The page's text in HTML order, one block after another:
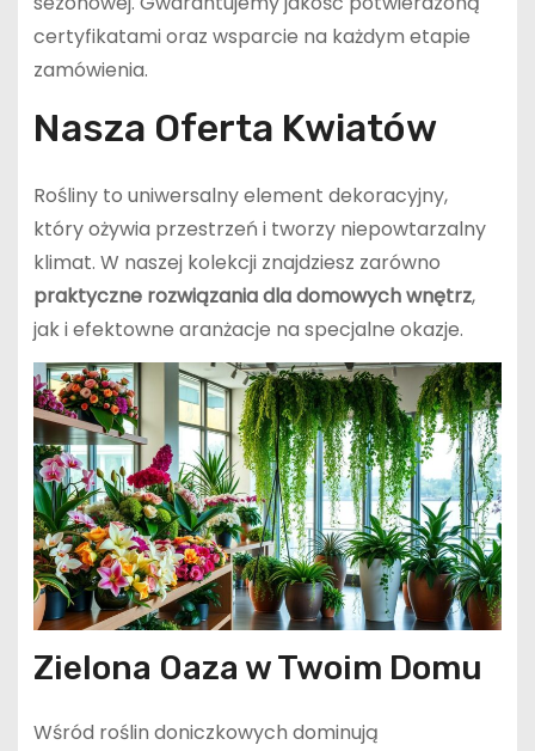
certyfikatami oraz wsparcie na każdym etapie
zamówienia.
Nasza Oferta Kwiatów
Rośliny to uniwersalny element dekoracyjny,
który ożywia przestrzeń i tworzy niepowtarzalny
klimat. W naszej kolekcji znajdziesz zarówno
praktyczne rozwiązania dla domowych wnętrz,
jak i efektowne aranżacje na specjalne okazje.
Zielona Oaza w Twoim Domu
Wśród roślin doniczkowych dominują